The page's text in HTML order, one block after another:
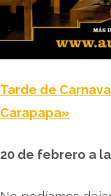
Tarde de
Carapapa»
20 de febrero a